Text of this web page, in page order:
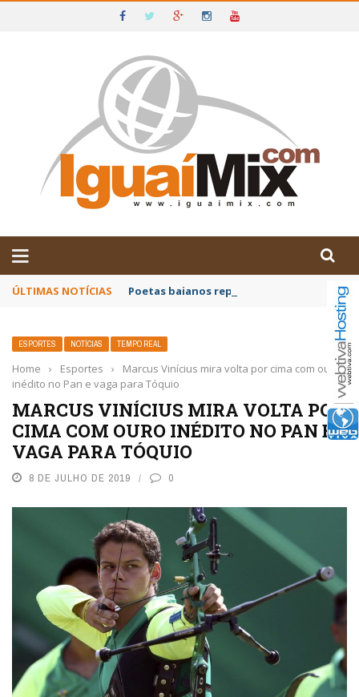
IGUAÍ E SUDOESTE DA BAHIA
ÚLTIMAS NOTÍCIAS Poetas baianos representam o Brasil no
ESPORTES NOTÍCIAS TEMPO REAL
Home › Esportes ›
Marcus Vinícius mira volta por cima com ouro
inédito no Pan e vaga para Tóquio
MARCUS VINÍCIUS MIRA VOLTA POR
CIMA COM OURO INÉDITO NO PAN E
VAGA PARA TÓQUIO
8 DE JULHO DE 2019 0